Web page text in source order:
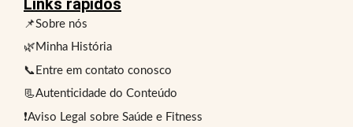
📌Sobre nós
🌿Minha História
📞Entre em contato conosco
📃Autenticidade do Conteúdo
❗Aviso Legal sobre Saúde e Fitness